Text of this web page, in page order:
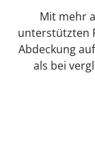
Mit mehr
unterstützten
Abdeckung
als bei